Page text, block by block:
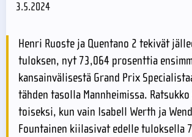
3.5.2024
Henri Ruoste ja Quentano 2 tekivät
tuloksen, nyt 73,064 prosenttia
kansainvälisestä Grand Prix
tähden tasolla Mannheimissa.
toiseksi, kun vain Isabell Werth ja
Fountainen kiilasivat edelle tuloksella